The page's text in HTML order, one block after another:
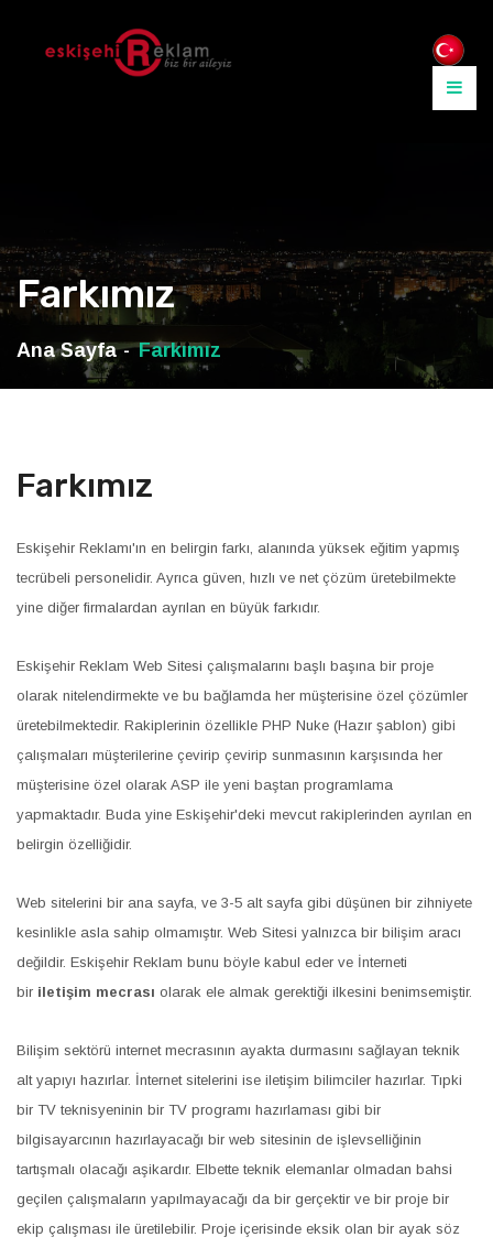
Farkımız
Ana Sayfa Farkımız
Farkımız
Eskişehir Reklamı'ın en belirgin farkı, alanında yüksek eğitim yapmış
tecrübeli personelidir. Ayrıca güven, hızlı ve net çözüm üretebilmekte
yine diğer firmalardan ayrılan en büyük farkıdır.
Eskişehir Reklam Web Sitesi çalışmalarını başlı başına bir proje
olarak nitelendirmekte ve bu bağlamda her müşterisine özel çözümler
üretebilmektedir. Rakiplerinin özellikle PHP Nuke (Hazır şablon) gibi
çalışmaları müşterilerine çevirip çevirip sunmasının karşısında her
müşterisine özel olarak ASP ile yeni baştan programlama
yapmaktadır. Buda yine Eskişehir'deki mevcut rakiplerinden ayrılan en
belirgin özelliğidir.
Web sitelerini bir ana sayfa, ve 3-5 alt sayfa gibi düşünen bir zihniyete
kesinlikle asla sahip olmamıştır. Web Sitesi yalnızca bir bilişim aracı
değildir. Eskişehir Reklam bunu böyle kabul eder ve İnterneti
bir iletişim mecrası olarak ele almak gerektiği ilkesini benimsemiştir.
Bilişim sektörü internet mecrasının ayakta durmasını sağlayan teknik
alt yapıyı hazırlar. İnternet sitelerini ise iletişim bilimciler hazırlar. Tıpki
bir TV teknisyeninin bir TV programı hazırlaması gibi bir
bilgisayarcının hazırlayacağı bir web sitesinin de işlevselliğinin
tartışmalı olacağı aşikardır. Elbette teknik elemanlar olmadan bahsi
geçilen çalışmaların yapılmayacağı da bir gerçektir ve bir proje bir
ekip çalışması ile üretilebilir. Proje içerisinde eksik olan bir ayak söz